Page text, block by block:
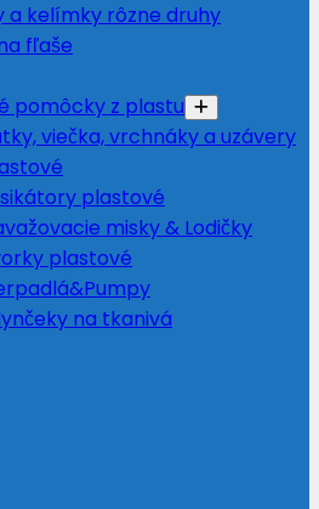
a kelímky rôzne druhy
fľaše
pomôcky z plastu
viečka, vrchnáky a uzávery
plastové
misky & Lodičky
plastové
na tkanivá